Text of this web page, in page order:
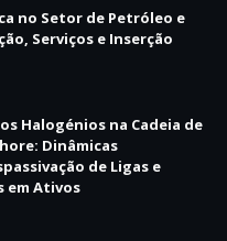
no Setor de Petróleo e
Serviços e Inserção
Halogénios na Cadeia de
Dinâmicas
de Ligas e
em Ativos